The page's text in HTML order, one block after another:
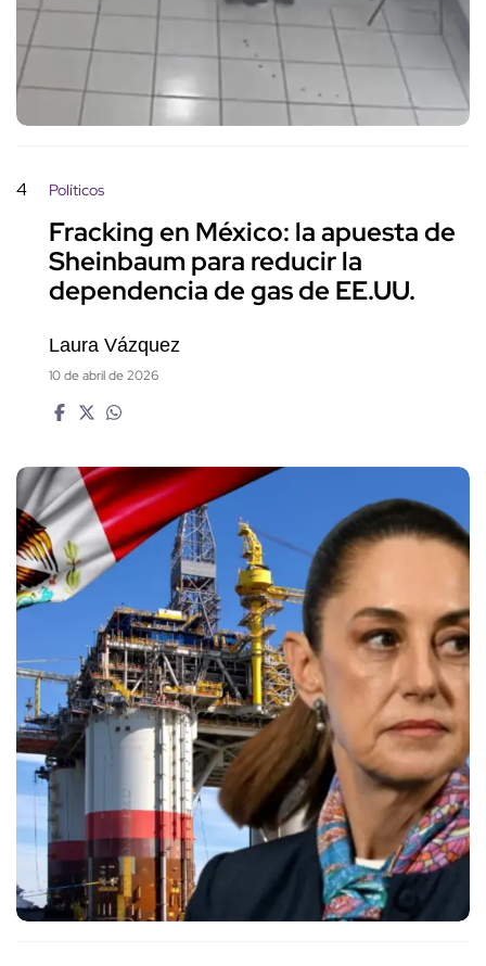
4 Políticos
Fracking en México: la apuesta de
Sheinbaum para reducir la
dependencia de gas de EE.UU.
Laura Vázquez
10 de abril de 2026